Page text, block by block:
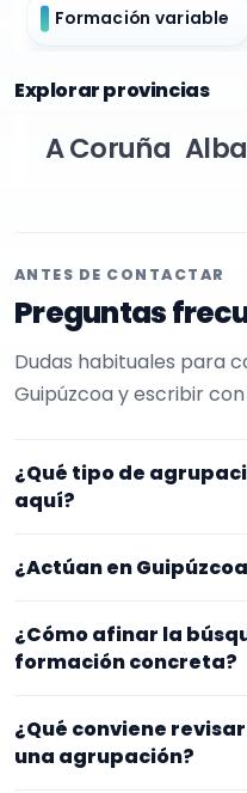
Formación variable
Explorar provincias
A Coruña
ANTES DE CONTACTAR
Preguntas
Dudas habituales para
Guipúzcoa y escribir
¿Qué tipo de
aquí?
Conviene comparar
¿Actúan en
trabajan en Guipúzcoa.
exacto, horarios y
¿Cómo afinar la
formación concreta?
Empieza por el tipo de
formato que te encaja,
agrupación para
¿Qué conviene
una agrupación?